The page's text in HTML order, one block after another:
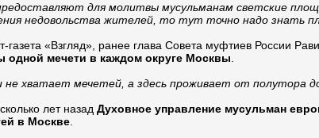
для молитвы мусульманам светские
недовольства жителей, то тут точно надо знать
газета «Взгляд», ранее глава Совета муфтиев России
одной мечети в каждом округе Москвы
не хватает мечетей, а здесь проживает от полутора
лет назад Духовное управление мусульман
в Москве